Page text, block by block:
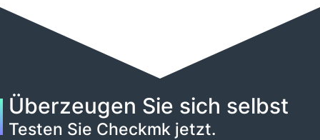
Überzeugen Sie sich selbst
Testen Sie Checkmk jetzt.